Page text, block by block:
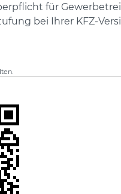
für
bei Ihrer KFZ-